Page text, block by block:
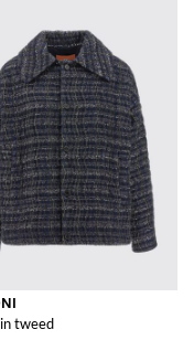
tweed